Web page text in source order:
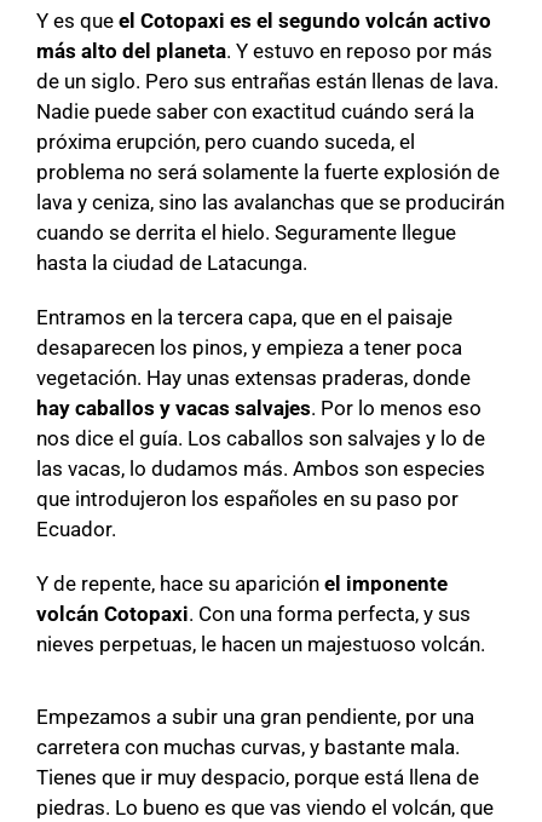
Y es que el Cotopaxi es el segundo volcán activo
más alto del planeta. Y estuvo en reposo por más
de un siglo. Pero sus entrañas están llenas de lava.
Nadie puede saber con exactitud cuándo será la
próxima erupción, pero cuando suceda, el
problema no será solamente la fuerte explosión de
lava y ceniza, sino las avalanchas que se producirán
cuando se derrita el hielo. Seguramente llegue
hasta la ciudad de Latacunga.
Entramos en la tercera capa, que en el paisaje
desaparecen los pinos, y empieza a tener poca
vegetación. Hay unas extensas praderas, donde
hay caballos y vacas salvajes. Por lo menos eso
nos dice el guía. Los caballos son salvajes y lo de
las vacas, lo dudamos más. Ambos son especies
que introdujeron los españoles en su paso por
Ecuador.
Y de repente, hace su aparición el imponente
volcán Cotopaxi. Con una forma perfecta, y sus
nieves perpetuas, le hacen un majestuoso volcán.
Empezamos a subir una gran pendiente, por una
carretera con muchas curvas, y bastante mala.
Tienes que ir muy despacio, porque está llena de
piedras. Lo bueno es que vas viendo el volcán, que